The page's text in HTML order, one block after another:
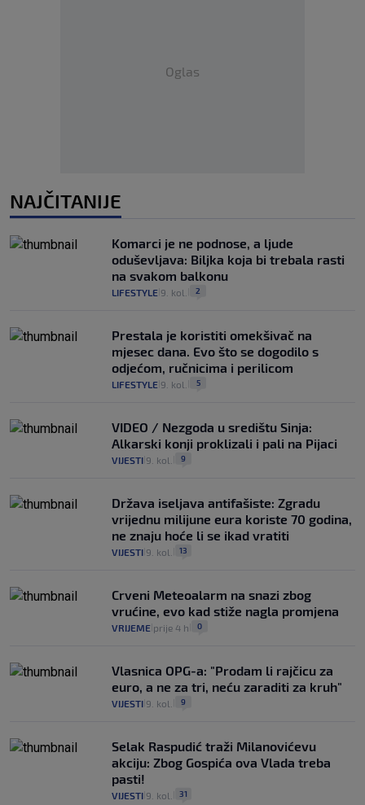
Oglas
NAJČITANIJE
Komarci je ne podnose, a ljude
oduševljava: Biljka koja bi trebala rasti
na svakom balkonu
LIFESTYLE 9. kol. 2
Prestala je koristiti omekšivač na
mjesec dana. Evo što se dogodilo s
odjećom, ručnicima i perilicom
LIFESTYLE 9. kol. 5
VIDEO / Nezgoda u središtu Sinja:
Alkarski konji proklizali i pali na Pijaci
VIJESTI 9. kol. 9
Država iseljava antifašiste: Zgradu
vrijednu milijune eura koriste 70 godina,
ne znaju hoće li se ikad vratiti
VIJESTI 9. kol. 13
Crveni Meteoalarm na snazi zbog
vrućine, evo kad stiže nagla promjena
VRIJEME prije 4 h 0
Vlasnica OPG-a: "Prodam li rajčicu za
euro, a ne za tri, neću zaraditi za kruh"
VIJESTI 9. kol. 9
Selak Raspudić traži Milanovićevu
akciju: Zbog Gospića ova Vlada treba
pasti!
VIJESTI 9. kol. 31